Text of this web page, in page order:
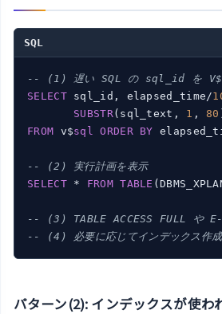
SQL
-- (1) 遅い SQL の sql_id を
SELECT sql_id, elapsed_time/
SUBSTR(sql_text, 1 , 80
FROM v$sql ORDER BY
-- (2) 実行計画を表示
SELECT * FROM TABLE
-- (3) TABLE ACCESS FULL や E-
-- (4) 必要に応じてインデックス作
パターン(2): インデックスが使わ